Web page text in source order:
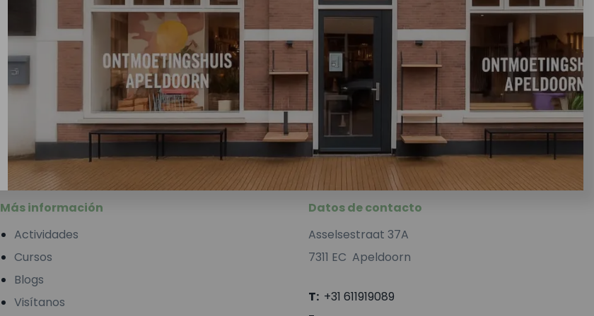
Más información
Actividades
Cursos
Blogs
Visítanos
Datos de contacto
Asselsestraat 37A
7311 EC Apeldoorn
T: +31 611919089